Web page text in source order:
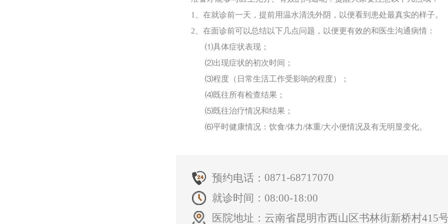
1、在就诊前一天，提前用温水清洗外阴，以便看到患处最真实的样子。
2、在面诊前可以总结以下几点问题，以便更有效的和医生沟通病情：
⑴具体症状表现；
⑵出现症状的初次时间；
⑶程度（日常生活工作受影响的程度）；
⑷既往所有检查结果；
⑸既往治疗情况和结果；
⑹平时健康情况：饮食/体力/体重/大小便情况及有无明显变化。
预约电话： 0871-68717070
就诊时间：08:00-18:00
医院地址：云南省昆明市西山区书林街新桥村415